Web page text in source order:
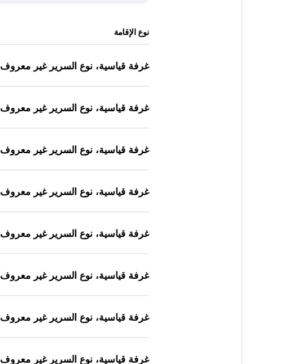
نوع الإقامة
غرفة قياسية، نوع السرير غير معروف
غرفة قياسية، نوع السرير غير معروف
غرفة قياسية، نوع السرير غير معروف
غرفة قياسية، نوع السرير غير معروف
غرفة قياسية، نوع السرير غير معروف
غرفة قياسية، نوع السرير غير معروف
غرفة قياسية، نوع السرير غير معروف
غرفة قياسية، نوع السرير غير معروف